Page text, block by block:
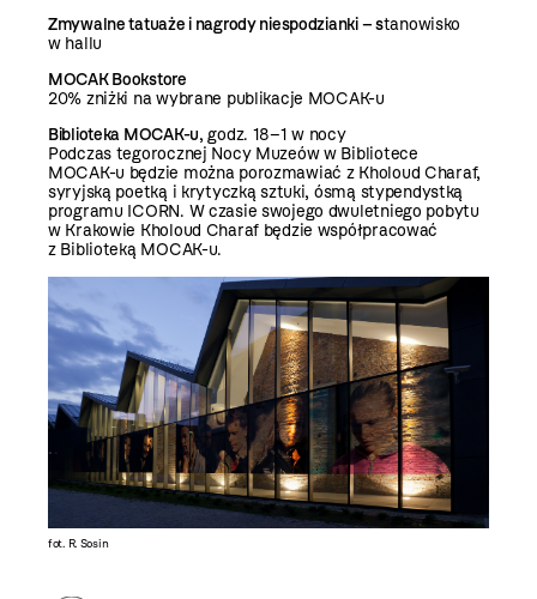
Zmywalne tatuaże i nagrody niespodzianki – stanowisko
w hallu
MOCAK Bookstore
20% zniżki na wybrane publikacje MOCAK-u
Biblioteka MOCAK-u, godz. 18–1 w nocy
Podczas tegorocznej Nocy Muzeów w Bibliotece
MOCAK-u będzie można porozmawiać z Kholoud Charaf,
syryjską poetką i krytyczką sztuki, ósmą stypendystką
programu ICORN. W czasie swojego dwuletniego pobytu
w Krakowie Kholoud Charaf będzie współpracować
z Biblioteką MOCAK-u.
fot. R. Sosin